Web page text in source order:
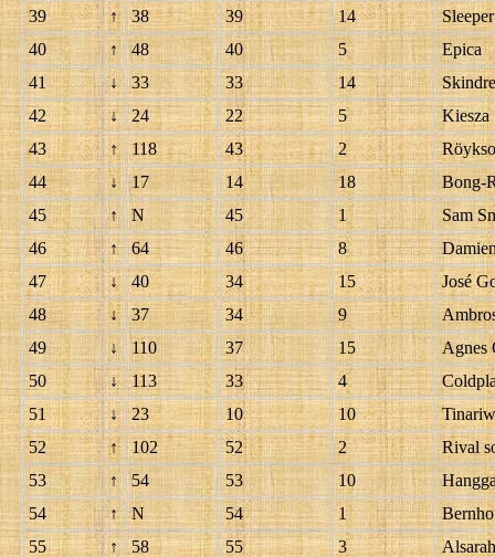
39
↑ 38 39 14
Sleeper
40
↑ 48 40 5
Epica
41
↓ 33 33 14
42
↓ 24 22 5
Kiesza
43
↑ 118 43 2
44
↓ 17 14 18
Bong-
45
↑ N 45 1
Sam
46
↑ 64 46 8
47
↓ 40 34 15
José
48
↓ 37 34 9
49
↓ 110 37 15
Agnes
50
↓ 113 33 4
51
↓ 23 10 10
52
↑ 102 52 2
Rival
53
↑ 54 53 10
54
↑ N 54 1
55
↑ 58 55 3